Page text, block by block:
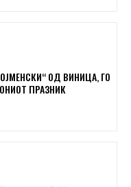
ОД ВИНИЦА, ГО
ПРАЗНИК